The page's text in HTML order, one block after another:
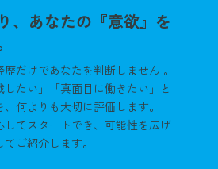
、あなたの『意欲』を
だけであなたを判断しません 。
したい」「真面目に働きたい」と
何よりも大切に評価します。
てスタートでき、可能性を広げ
ご紹介します。